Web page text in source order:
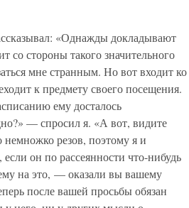
«Однажды докладывают
со стороны такого значительного
мне странным. Но вот входит ко
к предмету своего посещения.
ему досталось
— спросил я. «А вот, видите
резов, поэтому я и
он по рассеянности что-нибудь
на это, — оказали вы вашему
после вашей просьбы обязан